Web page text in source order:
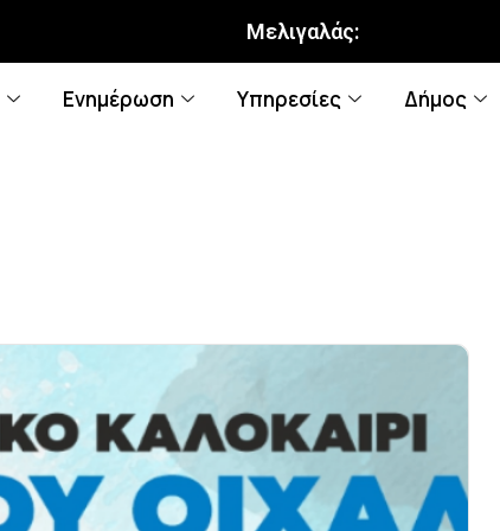
Μελιγαλάς:
Ενημέρωση Υπηρεσίες
Δήμος